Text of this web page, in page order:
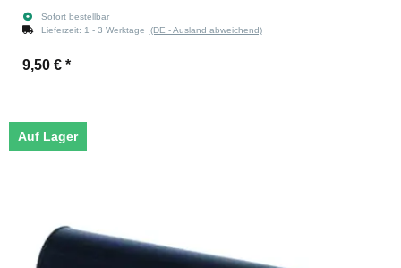
Sofort bestellbar
Lieferzeit: 1 - 3 Werktage (DE - Ausland abweichend)
9,50 € *
Auf Lager